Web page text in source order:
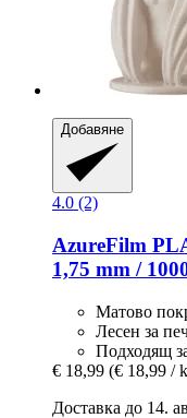
Добавяне
4.0 (2)
AzureFilm
1,75 mm /
Матово
Лесен за
Подходящ
€ 18,99 (€ 18,99 /
Доставка до 14.